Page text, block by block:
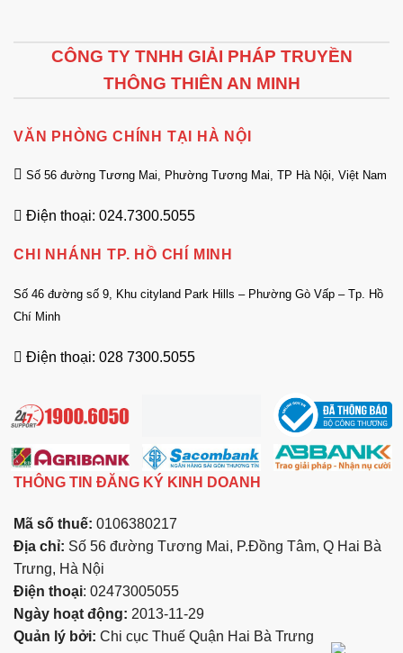
CÔNG TY TNHH GIẢI PHÁP TRUYỀN
THÔNG THIÊN AN MINH
VĂN PHÒNG CHÍNH TẠI HÀ NỘI
Số 56 đường Tương Mai, Phường Tương Mai, TP Hà Nội, Việt Nam
Điện thoại: 024.7300.5055
CHI NHÁNH TP. HỒ CHÍ MINH
Số 46 đường số 9, Khu cityland Park Hills – Phường Gò Vấp – Tp. Hồ
Chí Minh
Điện thoại: 028 7300.5055
THÔNG TIN ĐĂNG KÝ KINH DOANH
Mã số thuế: 0106380217
Địa chỉ: Số 56 đường Tương Mai, P.Đồng Tâm, Q Hai Bà
Trưng, Hà Nội
Điện thoại: 02473005055
Ngày hoạt động: 2013-11-29
Quản lý bởi: Chi cục Thuế Quận Hai Bà Trưng